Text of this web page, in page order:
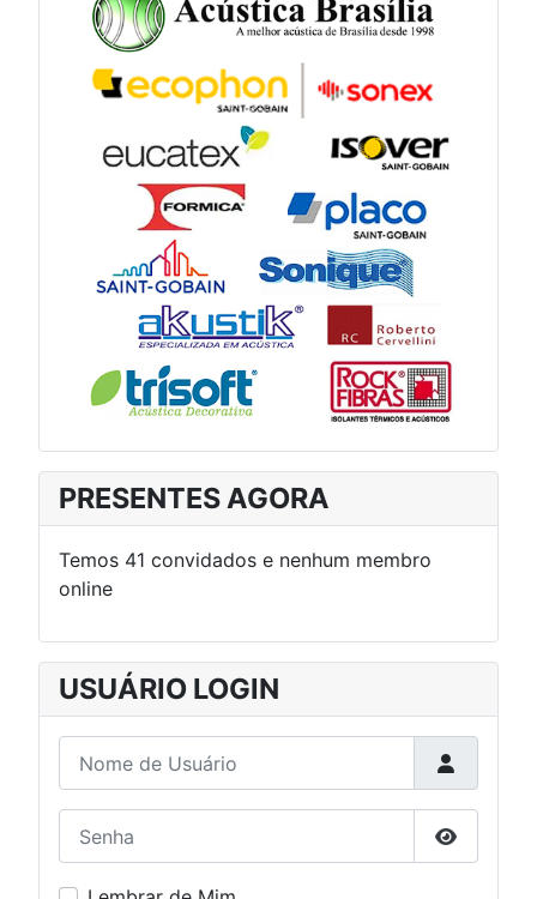
PRESENTES AGORA
Temos 41 convidados e nenhum membro
online
USUÁRIO LOGIN
Nome de Usuário
Mostrar